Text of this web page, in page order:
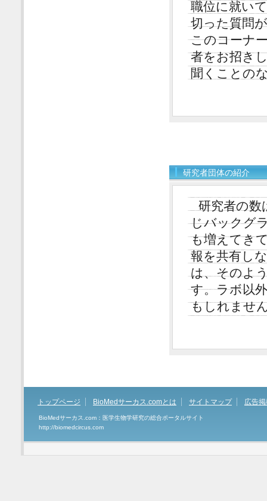
職位に就い
切った質問
このコーナ
者をお招き
聞くことの
研究者団体の紹介
研究者の数
じバックグ
も増えてき
報を共有し
は、そのよ
す。ラボ以
もしれませ
トップページ BioMedサーカス.comとは サイトマップ 広告
BioMedサーカス.com：医学生物学研究の総合ポータルサイト
http://biomedcircus.com